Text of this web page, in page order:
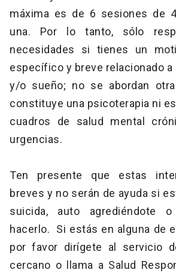
máxima es de 6 sesiones de
una. Por lo tanto, sólo
necesidades si tienes un
específico y breve relacionado a
y/o sueño; no se abordan
constituye una psicoterapia ni
cuadros de salud mental
urgencias.
Ten presente que estas
breves y no serán de ayuda si
suicida, auto agrediéndote
hacerlo. Si estás en alguna de
por favor dirígete al servicio
cercano o llama a Salud